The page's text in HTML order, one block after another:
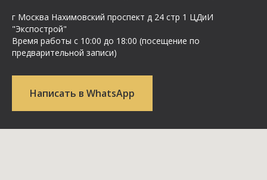
г Москва Нахимовский проспект д 24 стр 1 ЦДиИ
"Экспострой"
Время работы с 10:00 до 18:00 (посещение по
предварительной записи)
Написать в WhatsApp